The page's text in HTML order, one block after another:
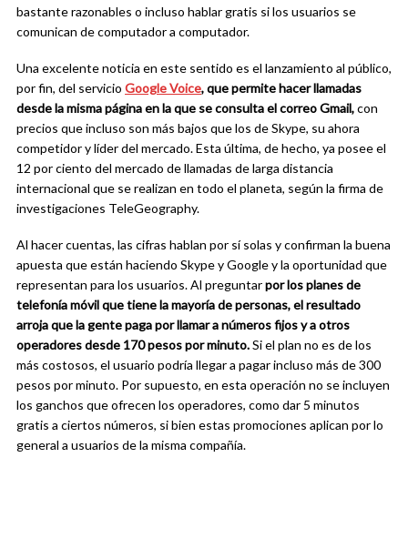
bastante razonables o incluso hablar gratis si los usuarios se
comunican de computador a computador.
Una excelente noticia en este sentido es el lanzamiento al público,
por fin, del servicio Google Voice, que permite hacer llamadas
desde la misma página en la que se consulta el correo Gmail,con
precios que incluso son más bajos que los de Skype, su ahora
competidor y líder del mercado. Esta última, de hecho, ya posee el
12 por ciento del mercado de llamadas de larga distancia
internacional que se realizan en todo el planeta, según la firma de
investigaciones TeleGeography.
Al hacer cuentas, las cifras hablan por sí solas y confirman la buena
apuesta que están haciendo Skype y Google y la oportunidad que
representan para los usuarios. Al preguntarpor los planes de
telefonía móvil que tiene la mayoría de personas, el resultado
arroja que la gente paga por llamar a números fijos y a otros
operadores desde 170 pesos por minuto.Si el plan no es de los
más costosos, el usuario podría llegar a pagar incluso más de 300
pesos por minuto. Por supuesto, en esta operación no se incluyen
los ganchos que ofrecen los operadores, como dar 5 minutos
gratis a ciertos números, si bien estas promociones aplican por lo
general a usuarios de la misma compañía.